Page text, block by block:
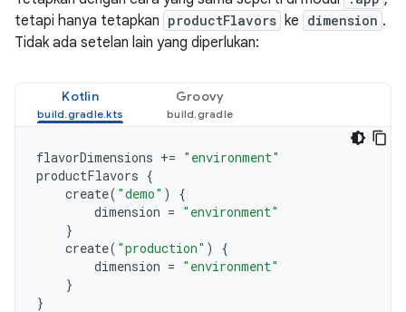
tetapi hanya tetapkan productFlavors ke dimension .
Tidak ada setelan lain yang diperlukan:
Kotlin Groovy
flavorDimensions += "environment"
productFlavors {
create( "demo" )
{
dimension = "environment"
}
create( "production" )
{
dimension = "environment"
}
}